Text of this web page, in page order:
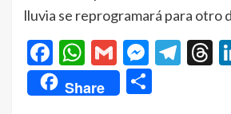
lluvia se reprogramará para otro
Facebook
WhatsApp
Gmail
Share